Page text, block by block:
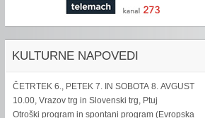
KULTURNE NAPOVEDI
ČETRTEK 6., PETEK 7. IN SOBOTA 8. AVGUST
10.00, Vrazov trg in Slovenski trg, Ptuj
Otroški program in spontani program (Evropska